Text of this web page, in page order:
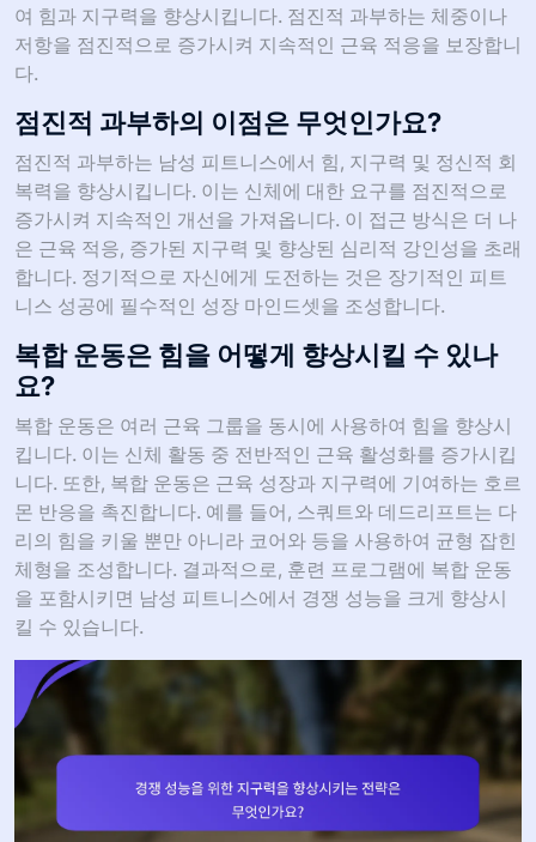
여 힘과 지구력을 향상시킵니다. 점진적 과부하는 체중이나
저항을 점진적으로 증가시켜 지속적인 근육 적응을 보장합니
다.
점진적 과부하의 이점은 무엇인가요?
점진적 과부하는 남성 피트니스에서 힘, 지구력 및 정신적 회
복력을 향상시킵니다. 이는 신체에 대한 요구를 점진적으로
증가시켜 지속적인 개선을 가져옵니다. 이 접근 방식은 더 나
은 근육 적응, 증가된 지구력 및 향상된 심리적 강인성을 초래
합니다. 정기적으로 자신에게 도전하는 것은 장기적인 피트
니스 성공에 필수적인 성장 마인드셋을 조성합니다.
복합 운동은 힘을 어떻게 향상시킬 수 있나
요?
복합 운동은 여러 근육 그룹을 동시에 사용하여 힘을 향상시
킵니다. 이는 신체 활동 중 전반적인 근육 활성화를 증가시킵
니다. 또한, 복합 운동은 근육 성장과 지구력에 기여하는 호르
몬 반응을 촉진합니다. 예를 들어, 스쿼트와 데드리프트는 다
리의 힘을 키울 뿐만 아니라 코어와 등을 사용하여 균형 잡힌
체형을 조성합니다. 결과적으로, 훈련 프로그램에 복합 운동
을 포함시키면 남성 피트니스에서 경쟁 성능을 크게 향상시
킬 수 있습니다.